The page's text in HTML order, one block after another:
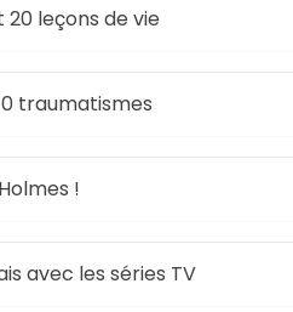
20 leçons de vie
traumatismes
!
avec les séries TV